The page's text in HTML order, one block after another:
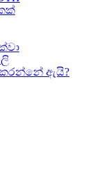
කරන්නේ ඇයි?